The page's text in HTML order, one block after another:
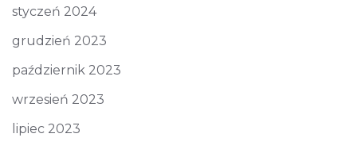
styczeń 2024
grudzień 2023
październik 2023
wrzesień 2023
lipiec 2023